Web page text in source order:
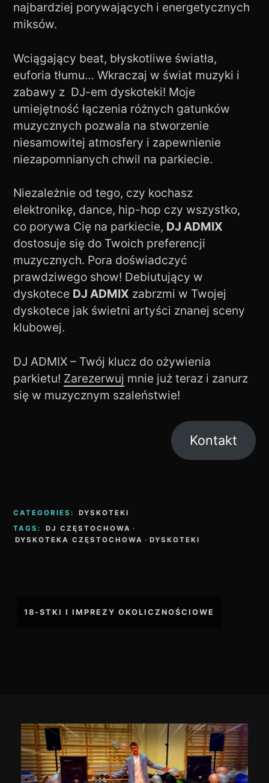
najbardziej porywających i energetycznych
miksów.
Wciągający beat, błyskotliwe światła,
euforia tłumu… Wkraczaj w świat muzyki i
zabawy z DJ-em dyskoteki! Moje
umiejętność łączenia różnych gatunków
muzycznych pozwala na stworzenie
niesamowitej atmosfery i zapewnienie
niezapomnianych chwil na parkiecie.
Niezależnie od tego, czy kochasz
elektronikę, dance, hip-hop czy wszystko,
co porywa Cię na parkiecie, DJ ADMIX
dostosuje się do Twoich preferencji
muzycznych. Pora doświadczyć
prawdziwego show! Debiutujący w
dyskotece DJ ADMIX zabrzmi w Twojej
dyskotece jak świetni artyści znanej sceny
klubowej.
DJ ADMIX – Twój klucz do ożywienia
parkietu! Zarezerwuj mnie już teraz i zanurz
się w muzycznym szaleństwie!
Kontakt
CATEGORIES:
DYSKOTEKI
TAGS:
DJ CZĘSTOCHOWA ·
DYSKOTEKA CZĘSTOCHOWA · DYSKOTEKI
18-STKI I IMPREZY OKOLICZNOŚCIOWE